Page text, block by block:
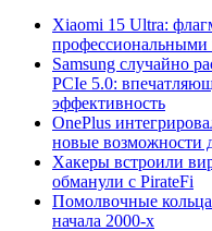
Xiaomi 15 Ultra:
профессиональными
Samsung случайно
PCIe 5.0:
эффективность
OnePlus
новые возможности
Хакеры встроили
обманули с PirateFi
Помолвочные
начала 2000-х